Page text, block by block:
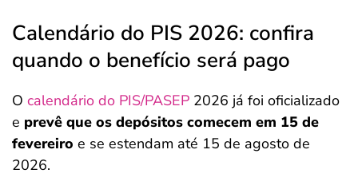
Calendário do PIS 2026: confira
quando o benefício será pago
O calendário do PIS/PASEP 2026 já foi oficializado
e prevê que os depósitos comecem em 15 de
fevereiro e se estendam até 15 de agosto de
2026.